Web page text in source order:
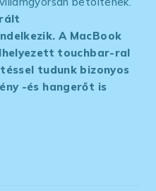
A MacBook
touchbar-ral
tudunk bizonyos
-és hangerőt is